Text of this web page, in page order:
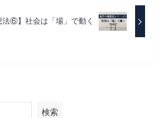
法⑥】社会は「場」で動く
検索